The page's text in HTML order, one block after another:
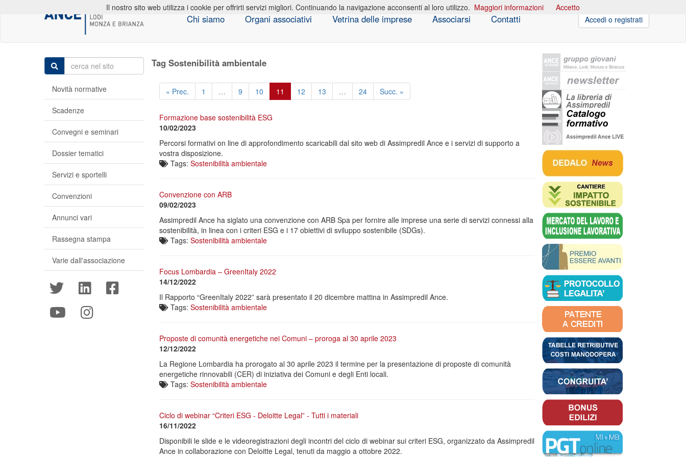
Chi siamo Organi associativi Vetrina delle imprese Associarsi Contatti Accedi o registrati
Tag Sostenibilità ambientale
« Prec. 1 … 9 10 11 12 13 … 24 Succ. »
Formazione base sostenibilità ESG
10/02/2023
Percorsi formativi on line di approfondimento scaricabili dal sito web di Assimpredil Ance e i servizi di supporto a
vostra disposizione.
Tags: Sostenibilità ambientale
Convenzione con ARB
09/02/2023
Assimpredil Ance ha siglato una convenzione con ARB Spa per fornire alle imprese una serie di servizi connessi alla
sostenibilità, in linea con i criteri ESG e i 17 obiettivi di sviluppo sostenibile (SDGs).
Tags: Sostenibilità ambientale
Focus Lombardia – GreenItaly 2022
14/12/2022
Il Rapporto “GreenItaly 2022” sarà presentato il 20 dicembre mattina in Assimpredil Ance.
Tags: Sostenibilità ambientale
Proposte di comunità energetiche nei Comuni – proroga al 30 aprile 2023
12/12/2022
La Regione Lombardia ha prorogato al 30 aprile 2023 il termine per la presentazione di proposte di comunità
energetiche rinnovabili (CER) di iniziativa dei Comuni e degli Enti locali.
Tags: Sostenibilità ambientale
Ciclo di webinar “Criteri ESG - Deloitte Legal” - Tutti i materiali
16/11/2022
Disponibili le slide e le videoregistrazioni degli incontri del ciclo di webinar sui criteri ESG, organizzato da Assimpredil
Ance in collaborazione con Deloitte Legal, tenuti da maggio a ottobre 2022.
Novità normative
Scadenze
Convegni e seminari
Dossier tematici
Servizi e sportelli
Convenzioni
Annunci vari
Rassegna stampa
Varie dall'associazione
Il nostro sito web utilizza i cookie per offrirti servizi migliori. Continuando la navigazione acconsenti al loro utilizzo. Maggiori informazioni Accetto